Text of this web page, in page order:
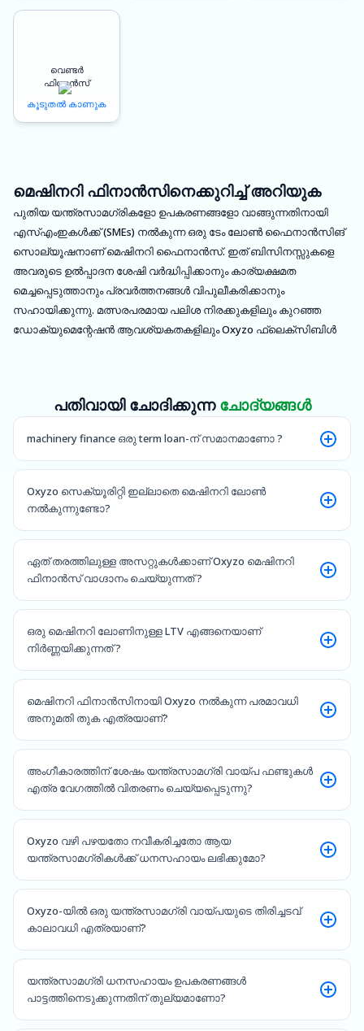
വെണ്ടർ
ഫിനാൻസ്
കൂടുതൽ കാണുക
മെഷിനറി ഫിനാൻസിനെക്കുറിച്ച് അറിയുക
പുതിയ യന്ത്രസാമഗ്രികളോ ഉപകരണങ്ങളോ വാങ്ങുന്നതിനായി
എസ്എംഇകൾക്ക് (SMEs) നൽകുന്ന ഒരു ടേം ലോൺ ഫൈനാൻസിങ്
സൊല്യൂഷനാണ് മെഷിനറി ഫൈനാൻസ്. ഇത് ബിസിനസ്സുകളെ
അവരുടെ ഉൽപ്പാദന ശേഷി വർദ്ധിപ്പിക്കാനും കാര്യക്ഷമത
മെച്ചപ്പെടുത്താനും പ്രവർത്തനങ്ങൾ വിപുലീകരിക്കാനും
സഹായിക്കുന്നു. മത്സരപരമായ പലിശ നിരക്കുകളിലും കുറഞ്ഞ
ഡോക്യുമെന്റേഷൻ ആവശ്യകതകളിലും Oxyzo ഫ്ലെക്സിബിൾ
പതിവായി ചോദിക്കുന്നചോദ്യങ്ങൾ
machinery finance ഒരു term loan-ന് സമാനമാണോ ?
Oxyzo സെക്യൂരിറ്റി ഇല്ലാതെ മെഷിനറി ലോൺ
നൽകുന്നുണ്ടോ?
ഏത് തരത്തിലുള്ള അസറ്റുകൾക്കാണ് Oxyzo മെഷിനറി
ഫിനാൻസ് വാഗ്ദാനം ചെയ്യുന്നത് ?
ഒരു മെഷിനറി ലോണിനുള്ള LTV എങ്ങനെയാണ്
നിർണ്ണയിക്കുന്നത് ?
മെഷിനറി ഫിനാൻസിനായി Oxyzo നൽകുന്ന പരമാവധി
അനുമതി തുക എത്രയാണ്?
അംഗീകാരത്തിന് ശേഷം യന്ത്രസാമഗ്രി വായ്പ ഫണ്ടുകൾ
എത്ര വേഗത്തിൽ വിതരണം ചെയ്യപ്പെടുന്നു?
Oxyzo വഴി പഴയതോ നവീകരിച്ചതോ ആയ
യന്ത്രസാമഗ്രികൾക്ക് ധനസഹായം ലഭിക്കുമോ?
Oxyzo-യിൽ ഒരു യന്ത്രസാമഗ്രി വായ്പയുടെ തിരിച്ചടവ്
കാലാവധി എത്രയാണ്?
യന്ത്രസാമഗ്രി ധനസഹായം ഉപകരണങ്ങൾ
പാട്ടത്തിനെടുക്കുന്നതിന് തുല്യമാണോ?